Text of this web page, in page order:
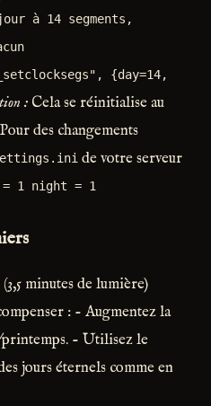
à 14 segments,
{day=14,
: Cela se réinitialise au
des changements
de votre serveur
= 1 night = 1
minutes de lumière)
: - Augmentez la
printemps. - Utilisez le
jours éternels comme en